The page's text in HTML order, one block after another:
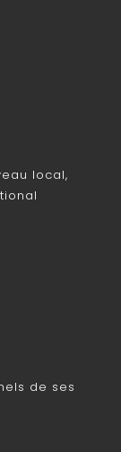
local,
de ses